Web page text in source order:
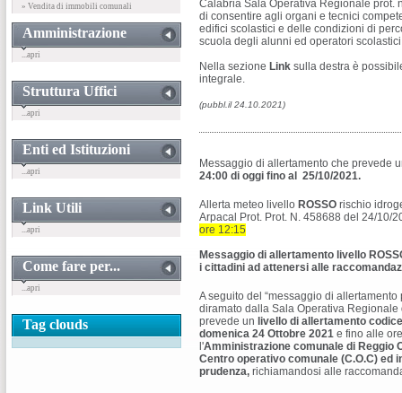
» Vendita di immobili comunali
Amministrazione
...apri
Struttura Uffici
...apri
Enti ed Istituzioni
...apri
Link Utili
...apri
Come fare per...
...apri
Tag clouds
Calabria Sala Operativa Regionale prot.
di consentire agli organi e tecnici
edifici scolastici e delle condizioni di
scuola degli alunni ed operatori
Nella sezione Link sulla destra è
integrale.
(pubbl.il 24.10.2021)
Messaggio di allertamento che prevede
24:00 di oggi fino al 25/10/2021.
Allerta meteo livello ROSSO rischio
Arpacal Prot. Prot. N. 458688 del 24/10/
ore 12:15
Messaggio di allertamento livello
i cittadini ad attenersi alle
A seguito del “messaggio di
diramato dalla Sala Operativa
prevede un livello di allertamento
domenica 24 Ottobre 2021 e fino alle
l'Amministrazione comunale di Reggio
Centro operativo comunale (C.O.C) ed
prudenza, richiamandosi alle